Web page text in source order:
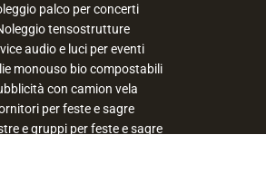
palco per concerti
tensostrutture
audio e luci per eventi
monouso bio compostabili
con camion vela
per feste e sagre
e gruppi per feste e sagre